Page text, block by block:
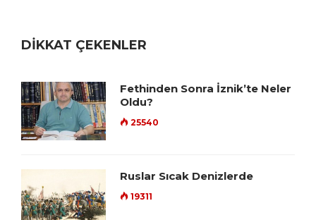
DİKKAT ÇEKENLER
Fethinden Sonra İznik’te Neler
Oldu?
25540
Ruslar Sıcak Denizlerde
19311